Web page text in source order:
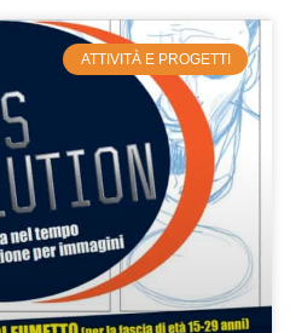
ATTIVITÀ E PROGETTI